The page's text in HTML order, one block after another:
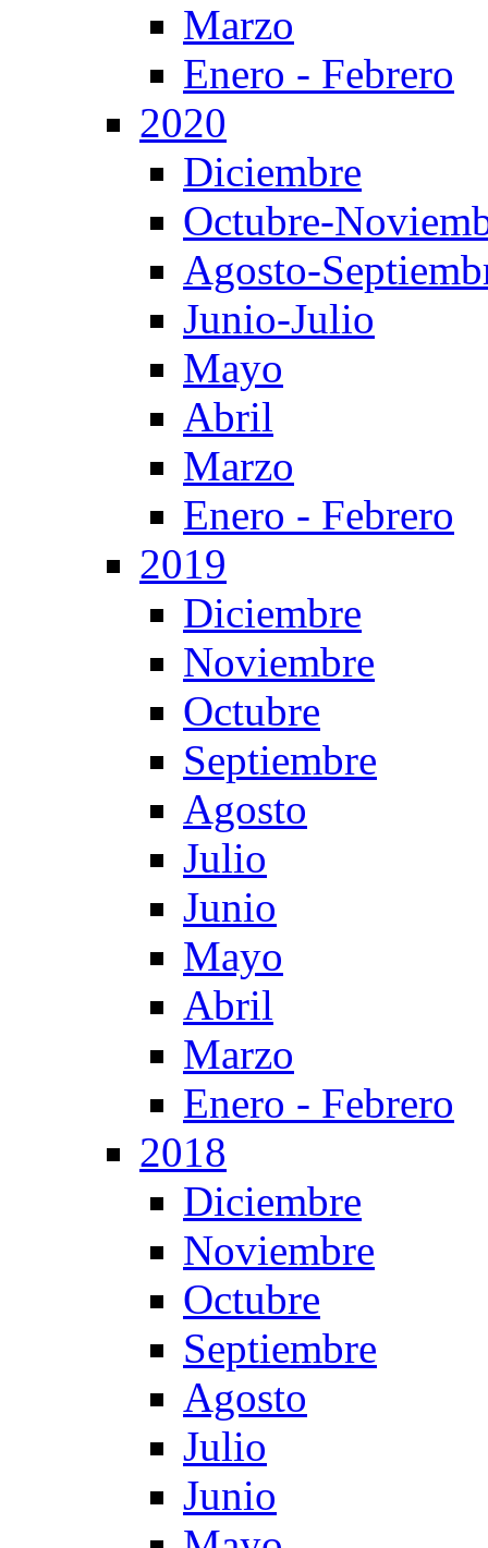
Marzo
Enero - Febrero
2020
Diciembre
Octubre-
Agosto-
Junio-Julio
Mayo
Abril
Marzo
Enero - Febrero
2019
Diciembre
Noviembre
Octubre
Septiembre
Agosto
Julio
Junio
Mayo
Abril
Marzo
Enero - Febrero
2018
Diciembre
Noviembre
Octubre
Septiembre
Agosto
Julio
Junio